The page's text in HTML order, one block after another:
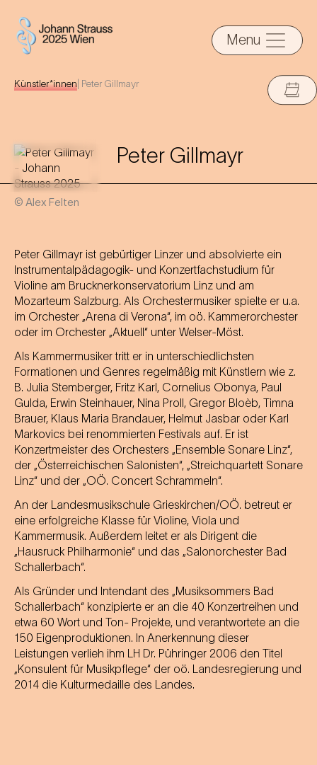
Menu
Künstler*innen Peter Gillmayr
© Alex Felten
Peter Gillmayr
Peter Gillmayr ist gebürtiger Linzer und absolvierte ein
Instrumentalpädagogik- und Konzertfachstudium für
Violine am Brucknerkonservatorium Linz und am
Mozarteum Salzburg. Als Orchestermusiker spielte er u.a.
im Orchester „Arena di Verona“, im oö. Kammerorchester
oder im Orchester „Aktuell“ unter Welser-Möst.
Als Kammermusiker tritt er in unterschiedlichsten
Formationen und Genres regelmäßig mit Künstlern wie z.
B. Julia Stemberger, Fritz Karl, Cornelius Obonya, Paul
Gulda, Erwin Steinhauer, Nina Proll, Gregor Bloèb, Timna
Brauer, Klaus Maria Brandauer, Helmut Jasbar oder Karl
Markovics bei renommierten Festivals auf. Er ist
Konzertmeister des Orchesters „Ensemble Sonare Linz“,
der „Österreichischen Salonisten“, „Streichquartett Sonare
Linz“ und der „OÖ. Concert Schrammeln“.
An der Landesmusikschule Grieskirchen/OÖ. betreut er
eine erfolgreiche Klasse für Violine, Viola und
Kammermusik. Außerdem leitet er als Dirigent die
„Hausruck Philharmonie“ und das „Salonorchester Bad
Schallerbach“.
Als Gründer und Intendant des „Musiksommers Bad
Schallerbach“ konzipierte er an die 40 Konzertreihen und
etwa 60 Wort und Ton- Projekte, und verantwortete an die
150 Eigenproduktionen. In Anerkennung dieser
Leistungen verlieh ihm LH Dr. Pühringer 2006 den Titel
„Konsulent für Musikpflege“ der oö. Landesregierung und
2014 die Kulturmedaille des Landes.